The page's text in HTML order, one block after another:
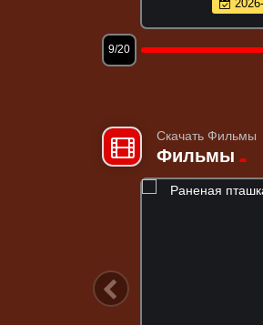
9/20
Скачать Фильмы
Фильмы